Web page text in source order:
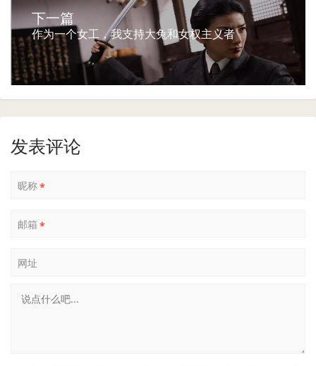
下一篇
作为一个女工，我支持大兔和女权主义者
发表评论
昵称*
邮箱 *
网址